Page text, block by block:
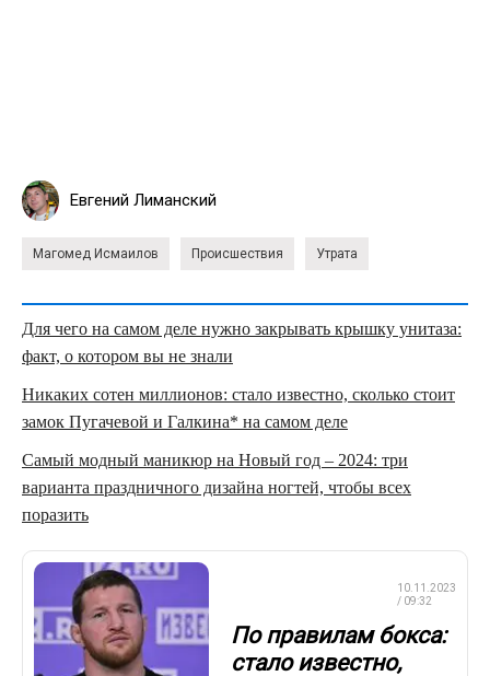
Евгений Лиманский
Магомед Исмаилов Происшествия Утрата
Для чего на самом деле нужно закрывать крышку унитаза:
факт, о котором вы не знали
Никаких сотен миллионов: стало известно, сколько стоит
замок Пугачевой и Галкина* на самом деле
Самый модный маникюр на Новый год – 2024: три
варианта праздничного дизайна ногтей, чтобы всех
поразить
10.11.2023
/ 09:32
По правилам бокса:
стало известно,